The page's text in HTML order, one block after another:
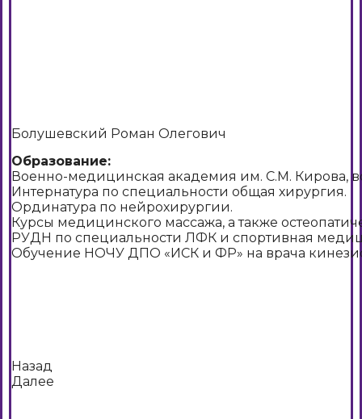
Болушевский Роман Олегович
Образование:
Военно-медицинская академия им. С.М. Кирова,
Интернатура по специальности общая хирургия.
Ординатура по нейрохирургии.
Курсы медицинского массажа, а также
РУДН по специальности ЛФК и спортивная
Обучение НОЧУ ДПО «ИСК и ФР» на врача
Назад
Далее